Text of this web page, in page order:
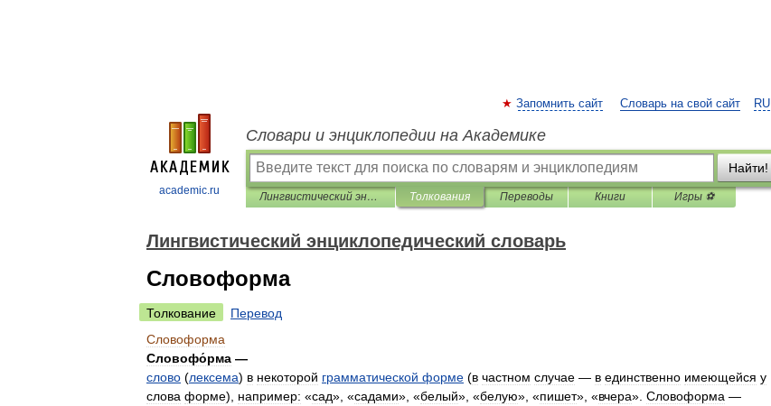
academic.ru
RU
Запомнить сайт Словарь на свой сайт
Словари и энциклопедии на Академике
Найти!
Лингвистический энциклопедический словарь Толкования Переводы Книги Игры ⚽
Лингвистический энциклопедический словарь
Словоформа
Толкование
Перевод
Словоформа
Словофо́рма —
слово (лексема) в некоторой грамматической форме (в частном случае — в единственно имеющейся у
слова форме), например: «сад», «садами», «белый», «белую», «пишет», «вчера». Словоформа —